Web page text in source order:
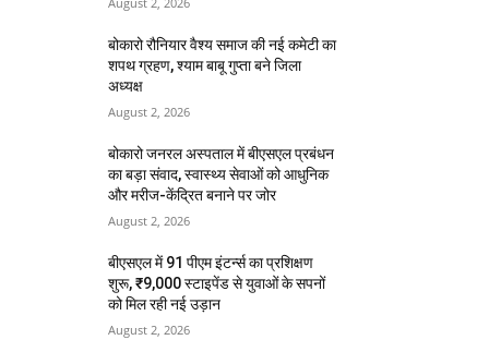
बोकारो रौनियार वैश्य समाज की नई कमेटी का
शपथ ग्रहण, श्याम बाबू गुप्ता बने जिला
अध्यक्ष
August 2, 2026
बोकारो जनरल अस्पताल में बीएसएल प्रबंधन
का बड़ा संवाद, स्वास्थ्य सेवाओं को आधुनिक
और मरीज-केंद्रित बनाने पर जोर
August 2, 2026
बीएसएल में 91 पीएम इंटर्न्स का प्रशिक्षण
शुरू, ₹9,000 स्टाइपेंड से युवाओं के सपनों
को मिल रही नई उड़ान
August 2, 2026